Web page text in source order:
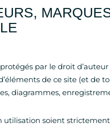
par le droit
de ce site (et de
diagrammes,
utilisation soient